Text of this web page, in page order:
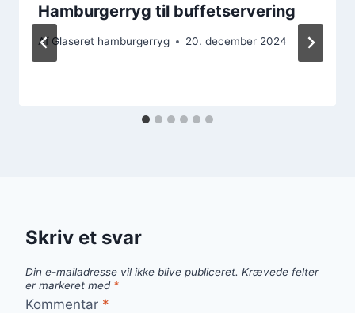
Hamburgerryg til buffetservering
Af Glaseret hamburgerryg 20. december 2024
Skriv et svar
Din e-mailadresse vil ikke blive publiceret. Krævede felter
er markeret med *
Kommentar *